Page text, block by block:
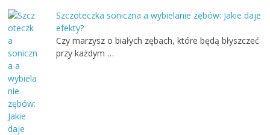
Szczoteczka soniczna a wybielanie zębów: Jakie daje
efekty?
Czy marzysz o białych zębach, które będą błyszczeć
przy każdym …